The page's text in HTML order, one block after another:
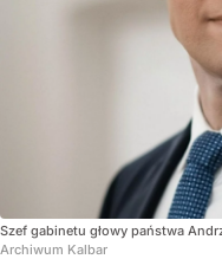
Szef gabinetu głowy państwa
Archiwum Kalbar